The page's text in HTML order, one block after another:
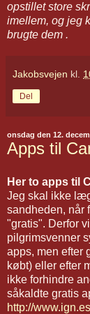
opstillet store
imellem, og jeg
brugte dem .
Jakobsvejen kl.
Del
onsdag den 12.
Apps til
Her to apps til
Jeg skal ikke
sandheden, når
"gratis". Derfor
pilgrimsvenner
apps, men efter
købt) eller efter
ikke forhindre
såkaldte gratis
http://